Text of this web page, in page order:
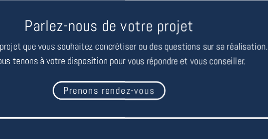
Parlez-nous de votre projet
que vous souhaitez concrétiser ou des questions sur sa réalisation.
tenons à votre disposition pour vous répondre et vous conseiller.
Prenons rendez-vous